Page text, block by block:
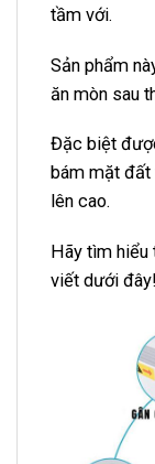
tầm với.
Sản phẩm
ăn mòn sau
Đặc biệt
bám mặt đất
lên cao.
Hãy tìm hiểu
viết dưới đây!